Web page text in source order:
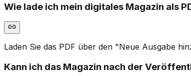
Wie lade ich mein digitales Magazin als
Laden Sie das PDF über den "Neue Ausgabe
Kann ich das Magazin nach der